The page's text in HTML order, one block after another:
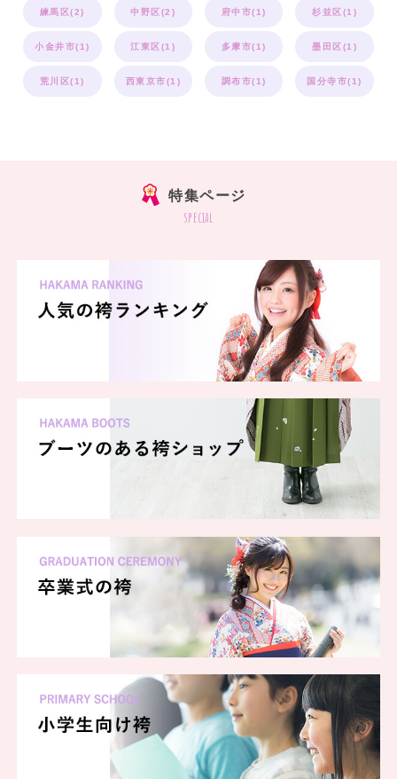
練馬区(2) 中野区(2) 府中市(1) 杉並区(1)
小金井市(1) 江東区(1) 多摩市(1) 墨田区(1)
荒川区(1) 西東京市(1) 調布市(1) 国分寺市(1)
特集ページ
special